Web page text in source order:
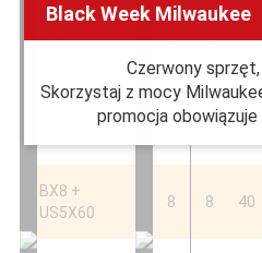
BX8 +
8 8 40
BX8 +
US5X60
8 8 40
Black Week Milwaukee
Czerwony
Skorzystaj z mocy
promocja obowiązuje